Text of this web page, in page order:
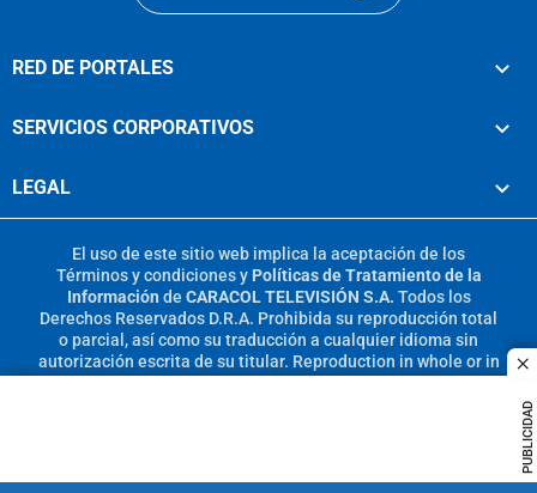
PUBLICIDAD
RED DE PORTALES
SERVICIOS CORPORATIVOS
LEGAL
El uso de este sitio web implica la aceptación de los
Términos y condicionesy Políticas de Tratamiento de la
Información de CARACOL TELEVISIÓN S.A. Todos los
Derechos Reservados D.R.A. Prohibida su reproducción total
o parcial, así como su traducción a cualquier idioma sin
autorización escrita de su titular. Reproduction in whole or in